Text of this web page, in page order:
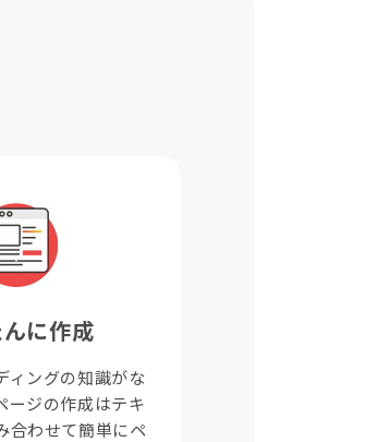
に作成
ィングの知識がな
ージの作成はテキ
合わせて簡単にペ